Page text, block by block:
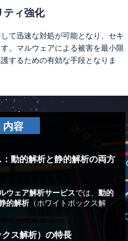
ティ強化
て迅速な対処が可能となり、 セキ
。マルウェアによる被害を最小限
するための有効な手段となりま
内容
動的解析と静的解析の両方
ウェア解析サービスでは、 動的
的解析 （ホワイトボックス解
ス解析）の特長